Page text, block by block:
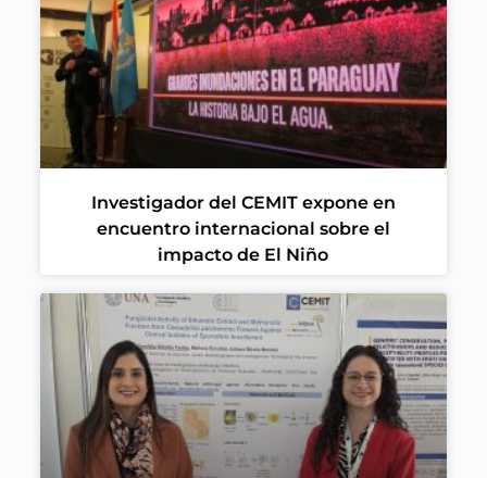
Investigador del CEMIT expone en
encuentro internacional sobre el
impacto de El Niño